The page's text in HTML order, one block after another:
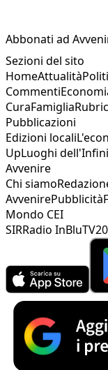
Abbonati ad
Sezioni del sito
HomeAttualità
Commenti
CuraFamiglia
Pubblicazioni
Edizioni locali
UpLuoghi
Avvenire
Chi siamo
AvvenirePubblicità
Mondo CEI
SIRRadio InBlu